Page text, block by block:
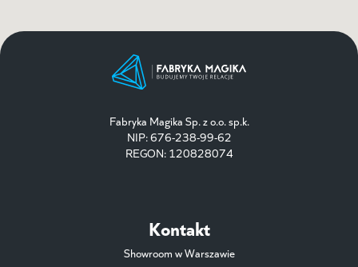
Fabryka Magika Sp. z o.o. sp.k.
NIP: 676-238-99-62
REGON: 120828074
Kontakt
Showroom w Warszawie